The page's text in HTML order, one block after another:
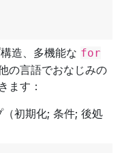
造、多機能な for
の言語でおなじみの
ます：
（初期化; 条件; 後処